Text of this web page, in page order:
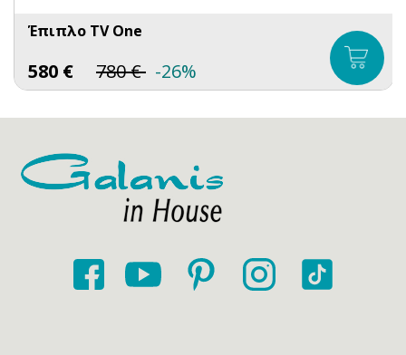
Έπιπλο TV One
580 € 780€ -26%